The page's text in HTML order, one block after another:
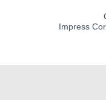
Impress